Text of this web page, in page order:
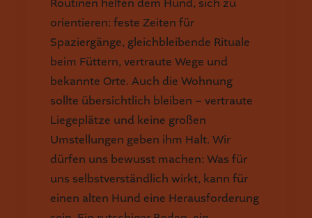
Routinen helfen dem Hund, sich zu
orientieren: feste Zeiten für
Spaziergänge, gleichbleibende Rituale
beim Füttern, vertraute Wege und
bekannte Orte. Auch die Wohnung
sollte übersichtlich bleiben – vertraute
Liegeplätze und keine großen
Umstellungen geben ihm Halt. Wir
dürfen uns bewusst machen: Was für
uns selbstverständlich wirkt, kann für
einen alten Hund eine Herausforderung